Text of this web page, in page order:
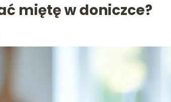
miętę w doniczce?